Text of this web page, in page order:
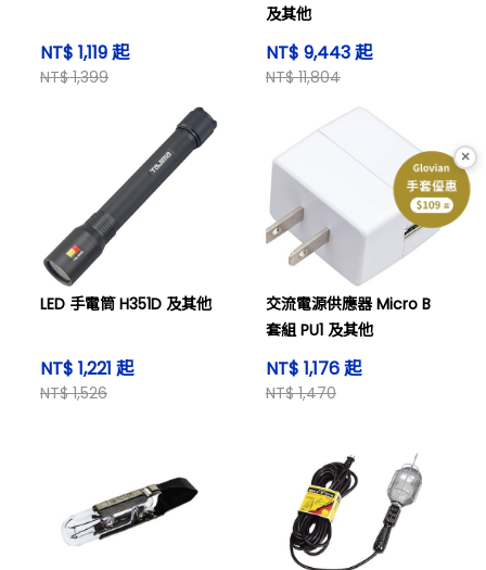
NT$ 1,119 起
NT$ 1,399
及其他
NT$ 9,443 起
NT$ 11,804
LED 手電筒 H351D 及其他
NT$ 1,221 起
NT$ 1,526
交流電源供應器 Micro B
套組 PU1 及其他
NT$ 1,176 起
NT$ 1,470
×